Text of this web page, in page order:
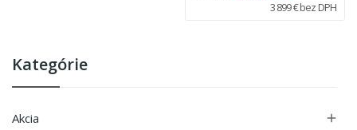
Kategórie
Akcia 
3 899 € bez DPH